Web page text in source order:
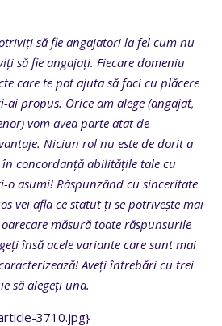
să fie angajatori la fel cum nu
să fie angajați. Fiecare domeniu
care te pot ajuta să faci cu plăcere
ai propus. Orice am alege (angajat,
vom avea parte atat de
Niciun rol nu este de dorit a
concordanță abilitățile tale cu
o asumi! Răspunzând cu sinceritate
vei afla ce statut ți se potrivește mai
măsură toate răspunsurile
însă acele variante care sunt mai
Aveți întrebări cu trei
să alegeți una.
3710.jpg}